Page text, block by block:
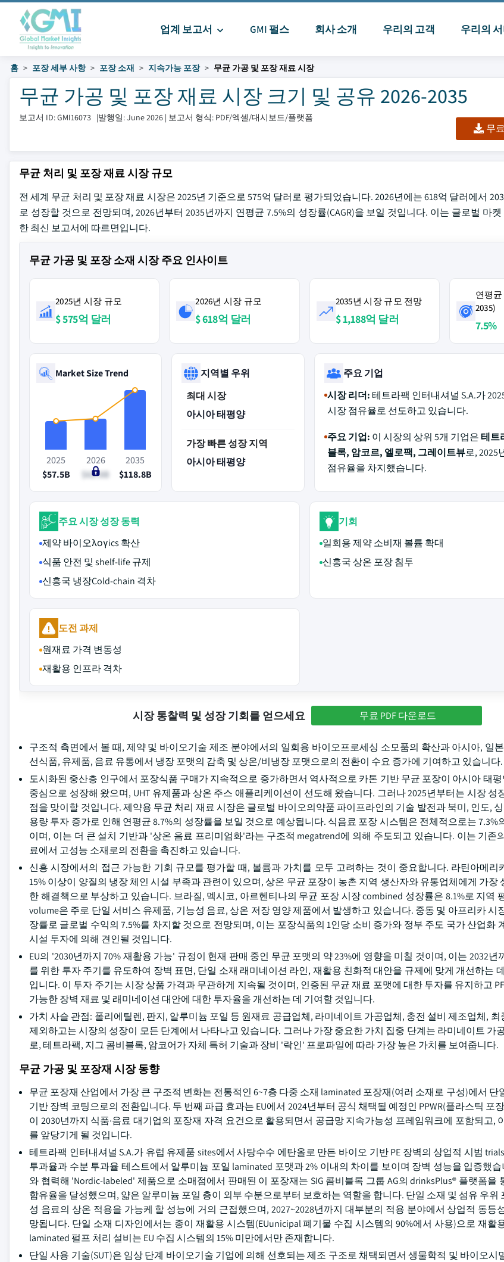
업계 보고서 GMI 펄스 회사 소개 우리의 고객 우리의
홈 포장 세부 사항 포장 소재 지속가능 포장 무균 가공 및 포장 재료 시장
무균 가공 및 포장 재료 시장 크기 및 공유 2026-2035
보고서 ID: GMI16073 |발행일: June 2026 | 보고서 형식: PDF/엑셀/대시보드/플랫폼
무
무균 처리 및 포장 재료 시장 규모
전 세계 무균 처리 및 포장 재료 시장은 2025년 기준으로 575억 달러로 평가되었습니다. 2026년에는 618억 달러에서
로 성장할 것으로 전망되며, 2026년부터 2035년까지 연평균 7.5%의 성장률(CAGR)을 보일 것입니다. 이는 글로벌 마
한 최신 보고서에 따르면입니다.
무균 가공 및 포장 소재 시장 주요 인사이트
2025년 시장 규모
$ 575억 달러
2026년 시장 규모
$ 618억 달러
2035년 시장 규모 전망
$ 1,188억 달러
연평균
2035)
7.5%
Market Size Trend
2025
$57.5B
2026
$61.8B
2035
$118.8B
지역별 우위
최대 시장
아시아 태평양
가장 빠른 성장 지역
아시아 태평양
주요 기업
시장 리더:테트라팩 인터내셔널 S.A.가
시장 점유율로 선도하고 있습니다.
주요 기업: 이 시장의 상위 5개 기업은테트
블록, 암코르, 엘로팩, 그레이트뷰로, 2025
점유율을 차지했습니다.
주요 시장 성장 동력
제약 바이오λογics 확산
식품 안전 및 shelf-life 규제
신흥국 냉장Cold-chain 격차
기회
일회용 제약 소비재 볼륨 확대
신흥국 상온 포장 침투
도전 과제
원재료 가격 변동성
재활용 인프라 격차
시장 통찰력 및 성장 기회를 얻으세요 무료 PDF 다운로드
구조적 측면에서 볼 때, 제약 및 바이오기술 제조 분야에서의 일회용 바이오프로세싱 소모품의 확산과 아시아, 일
선식품, 유제품, 음료 유통에서 냉장 포맷의 감축 및 상온/비냉장 포맷으로의 전환이 수요 증가에 기여하고 있습니다.
도시화된 중산층 인구에서 포장식품 구매가 지속적으로 증가하면서 역사적으로 카톤 기반 무균 포장이 아시아 태
중심으로 성장해 왔으며, UHT 유제품과 상온 주스 애플리케이션이 선도해 왔습니다. 그러나 2025년부터는 시장 성
점을 맞이할 것입니다. 제약용 무균 처리 재료 시장은 글로벌 바이오의약품 파이프라인의 기술 발전과 북미, 인도,
용량 투자 증가로 인해 연평균 8.7%의 성장률을 보일 것으로 예상됩니다. 식음료 포장 시스템은 전체적으로는 7.3%
이며, 이는 더 큰 설치 기반과 '상온 음료 프리미엄화'라는 구조적 megatrend에 의해 주도되고 있습니다. 이는 기존
료에서 고성능 소재로의 전환을 촉진하고 있습니다.
신흥 시장에서의 접근 가능한 기회 규모를 평가할 때, 볼륨과 가치를 모두 고려하는 것이 중요합니다. 라틴아메리
15% 이상이 양질의 냉장 체인 시설 부족과 관련이 있으며, 상온 무균 포장이 농촌 지역 생산자와 유통업체에게 가장
한 해결책으로 부상하고 있습니다. 브라질, 멕시코, 아르헨티나의 무균 포장 시장 combined 성장률은 8.1%로 지역
volume은 주로 단일 서비스 유제품, 기능성 음료, 상온 저장 영양 제품에서 발생하고 있습니다. 중동 및 아프리카 시
장률로 글로벌 수익의 7.5%를 차지할 것으로 전망되며, 이는 포장식품의 1인당 소비 증가와 정부 주도 국가 산업화
시설 투자에 의해 견인될 것입니다.
EU의 '2030년까지 70% 재활용 가능' 규정이 현재 판매 중인 무균 포맷의 약 23%에 영향을 미칠 것이며, 이는 2032년
를 위한 투자 주기를 유도하여 장벽 표면, 단일 소재 래미네이션 라인, 재활용 친화적 대안을 규제에 맞게 개선하는
입니다. 이 투자 주기는 시장 상품 가격과 무관하게 지속될 것이며, 인증된 무균 재료 포맷에 대한 투자를 유지하고
가능한 장벽 재료 및 래미네이션 대안에 대한 투자율을 개선하는 데 기여할 것입니다.
가치 사슬 관점: 폴리에틸렌, 판지, 알루미늄 포일 등 원재료 공급업체, 라미네이트 가공업체, 충전 설비 제조업체,
제외하고는 시장의 성장이 모든 단계에서 나타나고 있습니다. 그러나 가장 중요한 가치 집중 단계는 라미네이트 가
로, 테트라팩, 지그 콤비블록, 암코어가 자체 특허 기술과 장비 '락인' 프로파일에 따라 가장 높은 가치를 보여줍니다.
무균 가공 및 포장재 시장 동향
무균 포장재 산업에서 가장 큰 구조적 변화는 전통적인 6~7층 다중 소재 laminated 포장재(여러 소재로 구성)에서 단
기반 장벽 코팅으로의 전환입니다. 두 번째 파급 효과는 EU에서 2024년부터 공식 채택될 예정인 PPWR(플라스틱 포
이 2030년까지 식품·음료 대기업의 포장재 자격 요건으로 활용되면서 공급망 지속가능성 프레임워크에 포함되고,
를 앞당기게 될 것입니다.
테트라팩 인터내셔널 S.A.가 유럽 유제품 sites에서 사탕수수 에탄올로 만든 바이오 기반 PE 장벽의 상업적 시범
투과율과 수분 투과율 테스트에서 알루미늄 포일 laminated 포맷과 2% 이내의 차이를 보이며 장벽 성능을 입증했습
와 협력해 'Nordic-labeled' 제품으로 소매점에서 판매된 이 포장재는 SIG 콤비블록 그룹 AG의 drinksPlus® 플랫폼을
함유율을 달성했으며, 얇은 알루미늄 포일 층이 외부 수분으로부터 보호하는 역할을 합니다. 단일 소재 및 섬유 우위
성 음료의 상온 적용을 가능케 할 성능에 거의 근접했으며, 2027~2028년까지 대부분의 적용 분야에서 상업적 동등
망됩니다. 단일 소재 디자인에서는 종이 재활용 시스템(EUunicipal 폐기물 수집 시스템의 90%에서 사용)으로 재활
laminated 펄프 처리 설비는 EU 수집 시스템의 15% 미만에서만 존재합니다.
단일 사용 기술(SUT)은 임상 단계 바이오기술 기업에 의해 선호되는 제조 구조로 채택되면서 생물학적 및 바이오시